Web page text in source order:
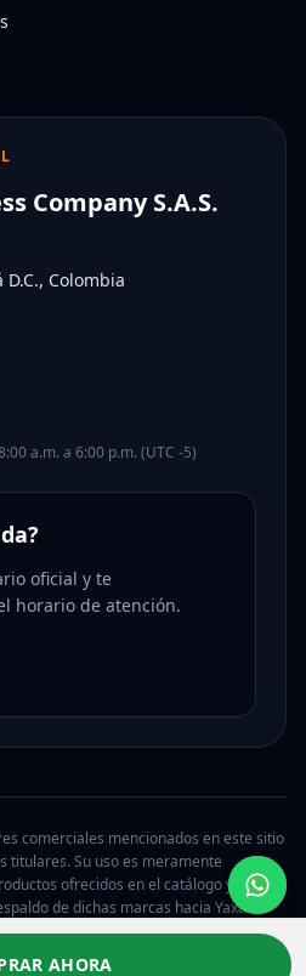
AHORA
Company S.A.S.
Colombia
a.m. a 6:00 p.m. (UTC -5)
oficial y te
horario de atención.
comerciales mencionados en este sitio
titulares. Su uso es meramente
ofrecidos en el catálogo y no
de dichas marcas hacia Yaxa.
derechos reservados.